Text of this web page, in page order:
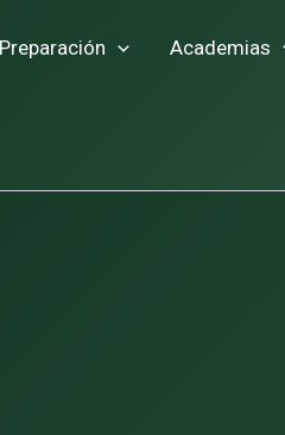
Preparación Academias